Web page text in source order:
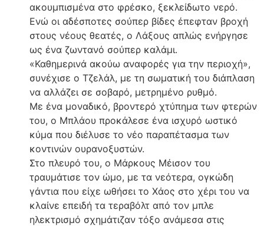
ακουμπισμένα στο φρέσκο, ξεκλείδωτο νερό.
Ενώ οι αδέσποτες σούπερ βίδες έπεφταν βροχή
στους νέους θεατές, ο Λάξους απλώς ενήργησε
ως ένα ζωντανό σούπερ καλάμι.
«Καθημερινά ακούω αναφορές για την περιοχή»,
συνέχισε ο Τζελάλ, με τη σωματική του διάπλαση
να αλλάζει σε σοβαρό, μετρημένο ρυθμό.
Με ένα μοναδικό, βροντερό χτύπημα των φτερών
του, ο Μπλάου προκάλεσε ένα ισχυρό ωστικό
κύμα που διέλυσε το νέο παραπέτασμα των
κοντινών ουρανοξυστών.
Στο πλευρό του, ο Μάρκους Μέισον του
τραυμάτισε τον ώμο, με τα νεότερα, ογκώδη
γάντια που είχε ωθήσει το Χάος στο χέρι του να
κλαίνε επειδή τα τεραβόλτ από τον μπλε
ηλεκτρισμό σχημάτιζαν τόξο ανάμεσα στις